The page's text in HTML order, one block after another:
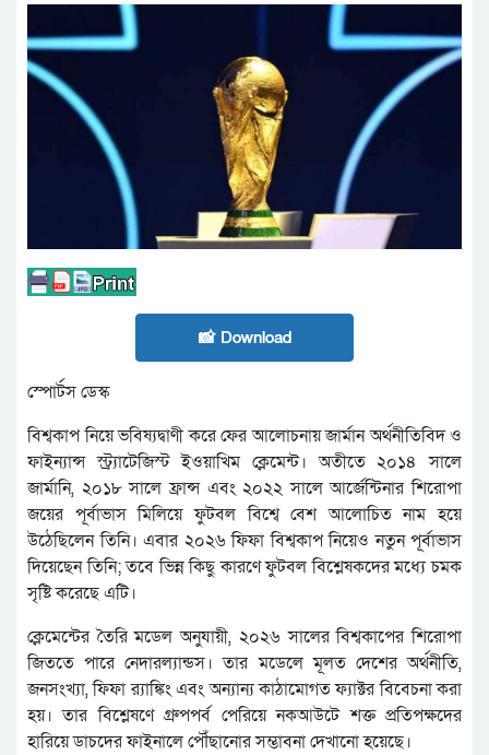
📸 Download
স্পোর্টস ডেস্ক
বিশ্বকাপ নিয়ে ভবিষ্যদ্বাণী করে ফের আলোচনায় জার্মান অর্থনীতিবিদ ও
ফাইন্যান্স স্ট্র্যাটেজিস্ট ইওয়াখিম ক্লেমেন্ট। অতীতে ২০১৪ সালে
জার্মানি, ২০১৮ সালে ফ্রান্স এবং ২০২২ সালে আর্জেন্টিনার শিরোপা
জয়ের পূর্বাভাস মিলিয়ে ফুটবল বিশ্বে বেশ আলোচিত নাম হয়ে
উঠেছিলেন তিনি। এবার ২০২৬ ফিফা বিশ্বকাপ নিয়েও নতুন পূর্বাভাস
দিয়েছেন তিনি; তবে ভিন্ন কিছু কারণে ফুটবল বিশ্লেষকদের মধ্যে চমক
সৃষ্টি করেছে এটি।
ক্লেমেন্টের তৈরি মডেল অনুযায়ী, ২০২৬ সালের বিশ্বকাপের শিরোপা
জিততে পারে নেদারল্যান্ডস। তার মডেলে মূলত দেশের অর্থনীতি,
জনসংখ্যা, ফিফা র‍্যাঙ্কিং এবং অন্যান্য কাঠামোগত ফ্যাক্টর বিবেচনা করা
হয়। তার বিশ্লেষণে গ্রুপপর্ব পেরিয়ে নকআউটে শক্ত প্রতিপক্ষদের
হারিয়ে ডাচদের ফাইনালে পৌঁছানোর সম্ভাবনা দেখানো হয়েছে।